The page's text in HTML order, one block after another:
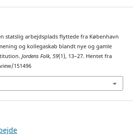
statslig arbejdsplads flyttede fra København
og kollegaskab blandt nye og gamle
Jordens Folk, 59(1), 13–27. Hentet fra
151496